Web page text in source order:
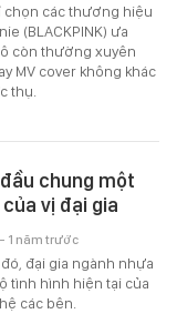
chọn các thương hiệu
(BLACKPINK) ưa
còn thường xuyên
MV cover không khác
thụ.
chung một
vị đại gia
đại gia ngành nhựa
tình hình hiện tại của
các bên.
- 1 năm trước